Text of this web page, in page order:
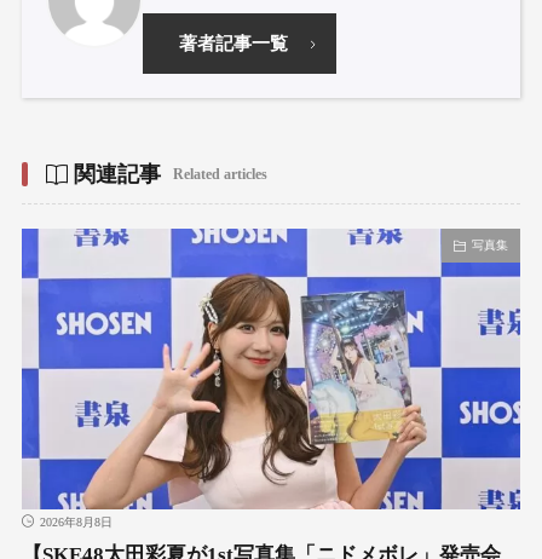
著者記事一覧
関連記事 Related articles
写真集
2026年8月8日
【SKE48太田彩夏が1st写真集「ニドメボレ」発売会